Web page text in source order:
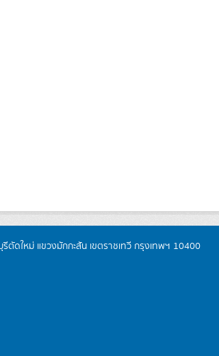
ตัดใหม่ แขวงมักกะสัน เขตราชเทวี กรุงเทพฯ 10400